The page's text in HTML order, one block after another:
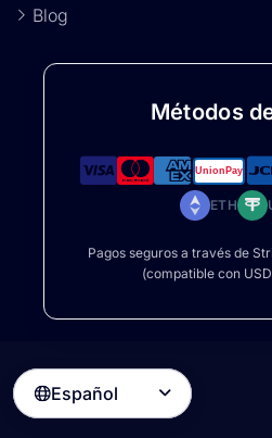
Blog
Métodos
ETH
Pagos seguros a través de
(compatible con
Español 